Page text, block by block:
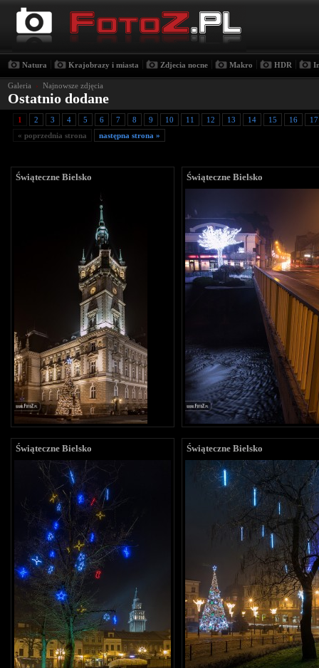
Natura Krajobrazy i miasta Zdjecia nocne Makro HDR
Galeria › Najnowsze zdjęcia
Ostatnio dodane
1 2 3 4 5 6 7 8 9 10 11 12 13 14 15 16
17
« poprzednia strona
następna strona »
Świąteczne Bielsko Świąteczne Bielsko
Świąteczne Bielsko Świąteczne Bielsko